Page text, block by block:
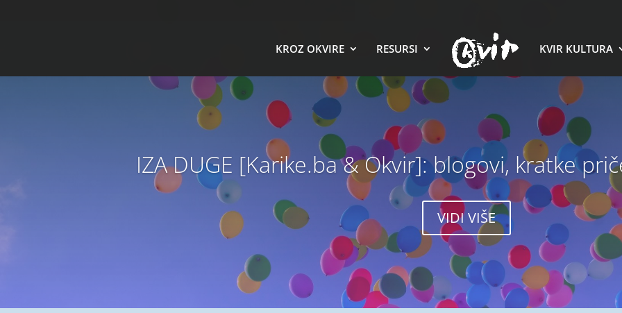
KROZ OKVIRE RESURSI KVIR KULTURA
IZA DUGE [Karike.ba & Okvir]: blogovi, kratke
VIDI VIŠE